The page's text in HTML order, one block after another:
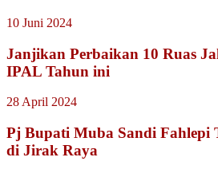
10 Juni 2024
Janjikan Perbaikan 10 Ruas
IPAL Tahun ini
28 April 2024
Pj Bupati Muba Sandi Fahlepi
di Jirak Raya